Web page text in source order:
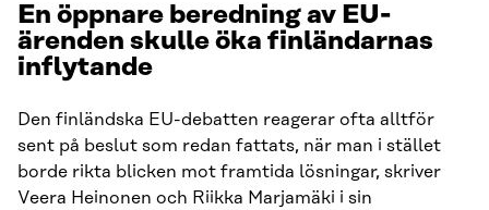
En öppnare beredning av EU-
ärenden skulle öka finländarnas
inflytande
Den finländska EU-debatten reagerar ofta alltför
sent på beslut som redan fattats, när man i stället
borde rikta blicken mot framtida lösningar, skriver
Veera Heinonen och Riikka Marjamäki i sin